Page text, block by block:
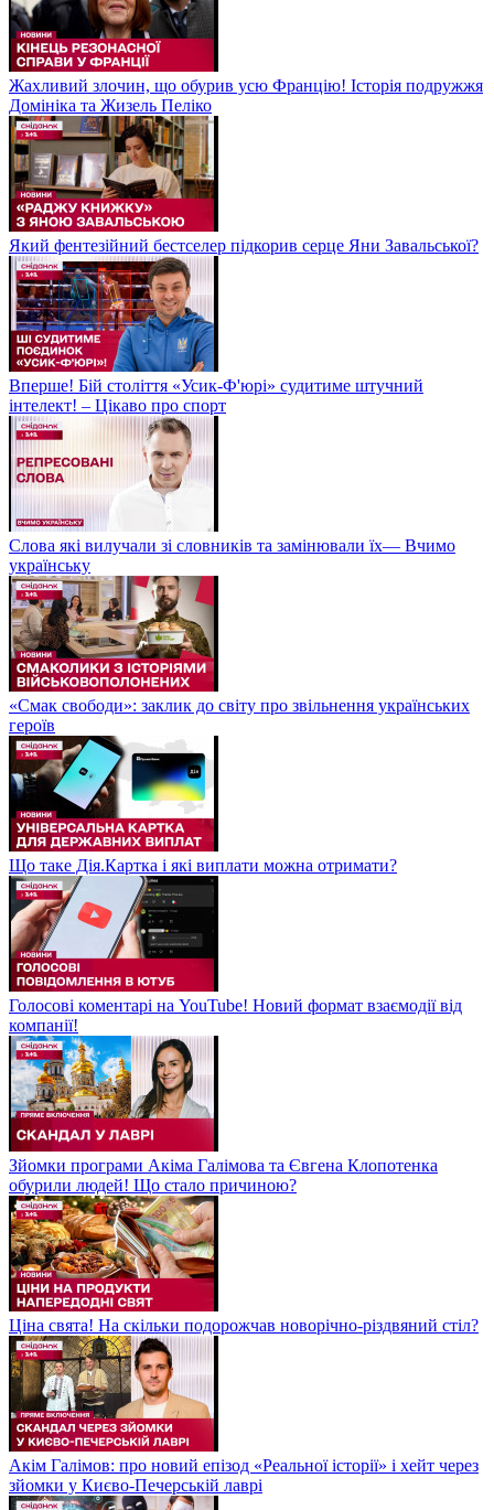
Жахливий злочин, що обурив усю Францію! Історія подружжя
Домініка та Жизель Пеліко
Який фентезійний бестселер підкорив серце Яни Завальської?
Вперше! Бій століття «Усик-Ф'юрі» судитиме штучний
інтелект! – Цікаво про спорт
Слова які вилучали зі словників та замінювали їх— Вчимо
українську
«Смак свободи»: заклик до світу про звільнення українських
героїв
Що таке Дія.Картка і які виплати можна отримати?
Голосові коментарі на YouTube! Новий формат взаємодії від
компанії!
Зйомки програми Акіма Галімова та Євгена Клопотенка
обурили людей! Що стало причиною?
Ціна свята! На скільки подорожчав новорічно-різдвяний стіл?
Акім Галімов: про новий епізод «Реальної історії» і хейт через
зйомки у Києво-Печерській лаврі